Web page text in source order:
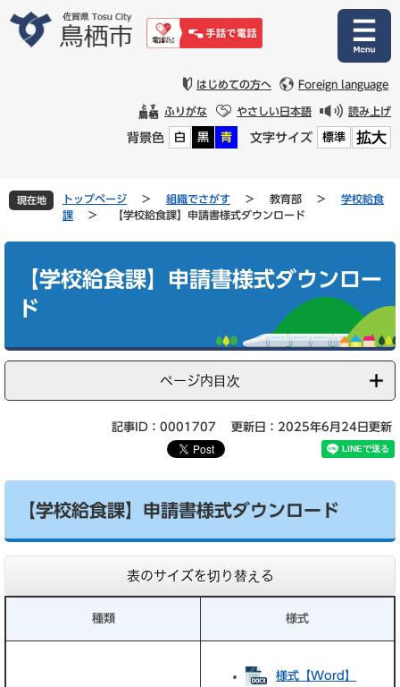
文
はじめての方へ Foreign language
ふりがな やさしい日本語 読み上げ
背景色 白 黒 青 文字サイズ 標準 拡大
現在地 トップページ > 組織でさがす > 教育部 >
学校給食
課
> 【学校給食課】申請書様式ダウンロード
【学校給食課】申請書様式ダウンロー
ド
ページ内目次
記事ID：0001707 更新日：2025年6月24日更新
【学校給食課】申請書様式ダウンロード
表のサイズを切り替える
種類 様式
様式【Word】